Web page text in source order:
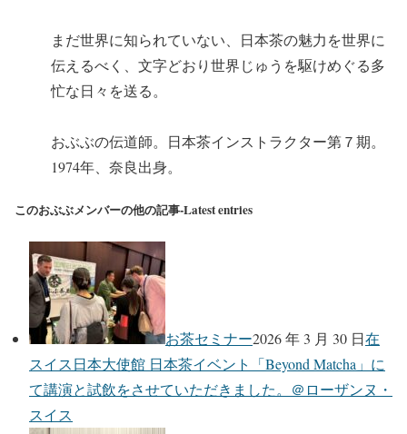
まだ世界に知られていない、日本茶の魅力を世界に
伝えるべく、文字どおり世界じゅうを駆けめぐる多
忙な日々を送る。
おぶぶの伝道師。日本茶インストラクター第７期。
1974年、奈良出身。
このおぶぶメンバーの他の記事-Latest entries
お茶セミナー2026 年 3 月 30 日在
スイス日本大使館 日本茶イベント「Beyond Matcha」に
て講演と試飲をさせていただきました。＠ローザンヌ・
スイス